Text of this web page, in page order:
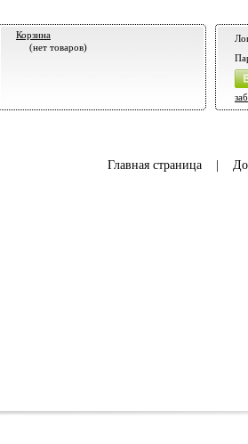
Корзина
(нет товаров)
Главная страница|